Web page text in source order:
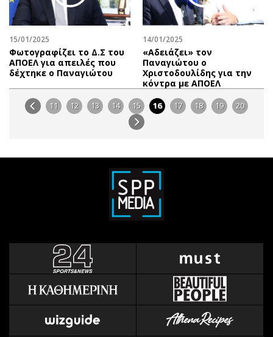
15/01/2025
Φωτογραφίζει το Δ.Σ του
ΑΠΟΕΛ για απειλές που
δέχτηκε ο Παναγιώτου
14/01/2025
«Αδειάζει» τον
Παναγιώτου ο
Χριστοδουλίδης για την
κόντρα με ΑΠΟΕΛ
11 12 13 14 15 16 17 18 19 20